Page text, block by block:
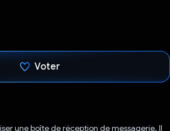
Voter
une boîte de réception de messagerie. Il